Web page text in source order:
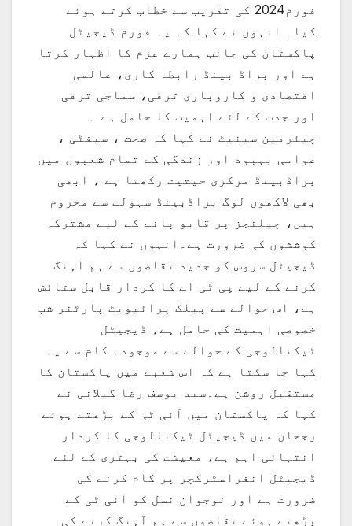
فورم2024 کی تقریب سے خطاب کرتے ہوئے
کیا۔ انہوں نے کہا کہ یہ فورم ڈیجیٹل
پاکستان کی جانب ہمارے عزم کا اظہار کرتا
ہے اور براڈ بینڈ رابطہ کاری، عالمی
اقتصادی و کاروباری ترقی، سماجی ترقی
اور جدت کے لئے اہمیت کا حامل ہے ۔
چیئرمین سینیٹ نے کہا کہ صحت ، سیفٹی ،
عوامی بہبود اور زندگی کے تمام شعبوں میں
براڈبینڈ مرکزی حیثیت رکھتا ہے ، ابھی
بھی لاکھوں لوگ براڈبینڈ سہولت سے محروم
ہیں، چیلنجز پر قابو پانے کے لیے مشترکہ
کوششوں کی ضرورت ہے۔انہوں نے کہا کہ
ڈیجیٹل سروس کو جدید تقاضوں سے ہم آہنگ
کرنے کے لیے پی ٹی اے کا کردار قابل ستائش
ہے، اس حوالے سے پبلک پرائیویٹ پارٹنر شپ
خصوصی اہمیت کی حامل ہے، ڈیجیٹل
ٹیکنالوجی کے حوالے سے موجودہ کام سے یہ
کہا جا سکتا ہے کہ اس شعبے میں پاکستان کا
مستقبل روشن ہے۔سید یوسف رضا گیلانی نے
کہا کہ پاکستان میں آئی ٹی کے بڑھتے ہوئے
رجحان میں ڈیجیٹل ٹیکنالوجی کا کردار
انتہائی اہم ہے، معیشت کی بہتری کے لئے
ڈیجیٹل انفراسٹرکچر پر کام کرنے کی
ضرورت ہے اور نوجوان نسل کو آئی ٹی کے
بڑھتے ہوئے تقاضوں سے ہم آہنگ کرنے کی